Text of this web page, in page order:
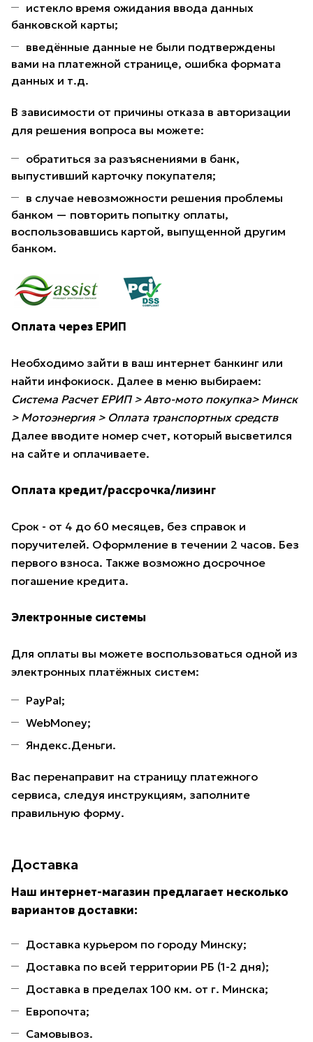
истекло время ожидания ввода данных
банковской карты;
введённые данные не были подтверждены
вами на платежной странице, ошибка формата
данных и т.д.
В зависимости от причины отказа в авторизации
для решения вопроса вы можете:
обратиться за разъяснениями в банк,
выпустивший карточку покупателя;
в случае невозможности решения проблемы
банком — повторить попытку оплаты,
воспользовавшись картой, выпущенной другим
банком.
Оплата через ЕРИП
Необходимо зайти в ваш интернет банкинг или
найти инфокиоск. Далее в меню выбираем:
Система Расчет ЕРИП > Авто-мото покупка> Минск
> Мотоэнергия > Оплата транспортных средств
Далее вводите номер счет, который высветился
на сайте и оплачиваете.
Оплата кредит/рассрочка/лизинг
Срок - от 4 до 60 месяцев, без справок и
поручителей. Оформление в течении 2 часов. Без
первого взноса. Также возможно досрочное
погашение кредита.
Электронные системы
Для оплаты вы можете воспользоваться одной из
электронных платёжных систем:
PayPal;
WebMoney;
Яндекс.Деньги.
Вас перенаправит на страницу платежного
сервиса, следуя инструкциям, заполните
правильную форму.
Доставка
Наш интернет-магазин предлагает несколько
вариантов доставки:
Доставка курьером по городу Минску;
Доставка по всей территории РБ (1-2 дня);
Доставка в пределах 100 км. от г. Минска;
Европочта;
Самовывоз.